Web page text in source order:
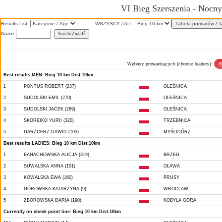
VI Bieg Szerszenia -
Results List:
WSZYSCY / ALL
Name:
Wybierz prowadzących (choose leaders):
Best results MEN: Bieg 10 km Dist:10km
1 PONTUS ROBERT (237) OLEŚNICA
2 SUDOLSKI EMIL (270) OLEŚNICA
3 SUDOLSKI JACEK (269) OLEŚNICA
4 SKOREIKO YURII (320) TRZEBNICA
5 DARZCERZ DAWID (103) MYŚLIDÓRZ
Best results LADIES: Bieg 10 km Dist:10km
1 BANACHOWSKA ALICJA (319) BRZEG
2 SUWALSKA ANNA (151) OŁAWA
3 KOWALSKA EWA (160) PRUSY
4 GÓROWSKA KATARZYNA (9) WROCLAW
5 ZBOROWSKA DARIA (190) KOBYLA GÓRA
Currently on check point line: Bieg 10 km Dist:10km